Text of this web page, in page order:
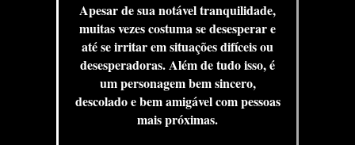
Apesar de sua notável tranquilidade,
muitas vezes costuma se desesperar e
até se irritar em situações difíceis ou
desesperadoras. Além de tudo isso, é
um personagem bem sincero,
descolado e bem amigável com pessoas
mais próximas.